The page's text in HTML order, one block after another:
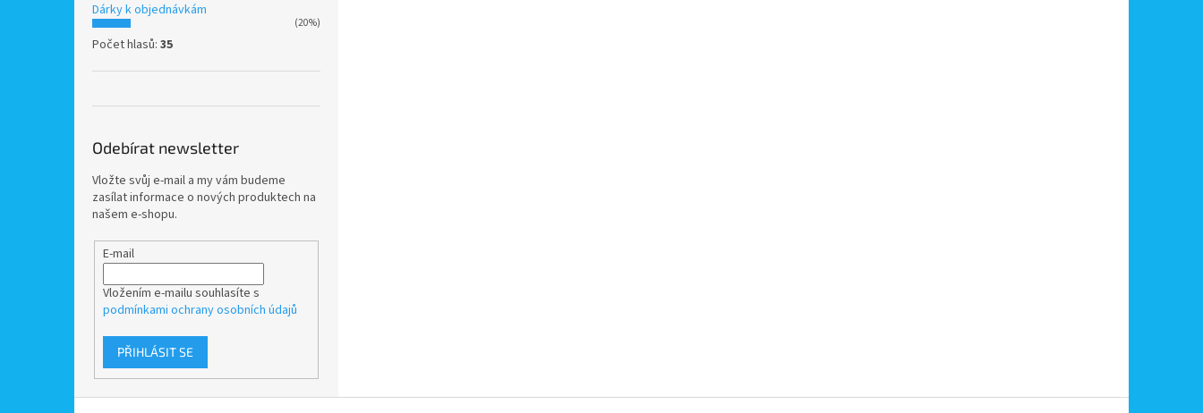
Dárky k objednávkám
(20%)
Počet hlasů: 35
Odebírat newsletter
Vložte svůj e-mail a my vám budeme
zasílat informace o nových produktech na
našem e-shopu.
E-mail
Vložením e-mailu souhlasíte s
podmínkami ochrany osobních údajů
PŘIHLÁSIT SE